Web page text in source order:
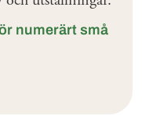
numerärt små